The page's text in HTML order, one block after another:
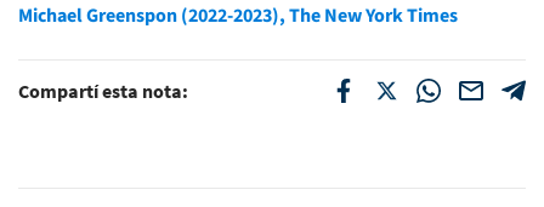
Michael Greenspon (2022-2023), The New York Times
Compartí esta nota: